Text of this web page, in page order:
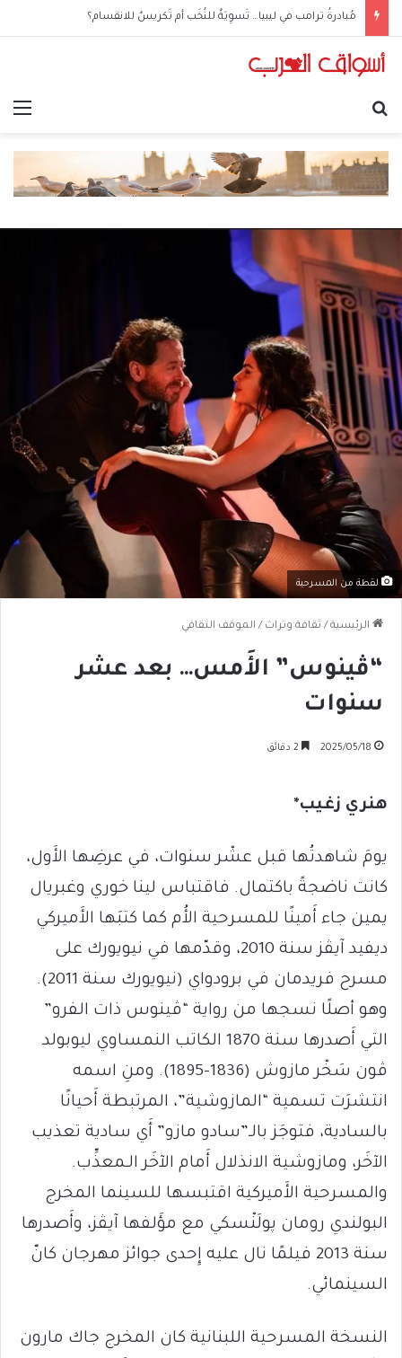
مُبادرةُ ترامب في ليبيا… تَسوِيَةٌ للنُخَب أم تَكريسٌ للانقسام؟
لقطة من المسرحية
الرئيسية / ثقافة وتراث / الموقف الثقافي
“ڤينوس” الأَمس… بعد عشر
سنوات
2025/05/18
هنري زغيب*
يومَ شاهدتُها قبل عشْر سنوات، في عرضِها الأَول،
كانت ناضجةً باكتمال. فاقتباس لينا خوري وغبريال
يمين جاء أَمينًا للمسرحية الأُم كما كتبَها الأَميركي
ديفيد آيڤز سنة 2010، وقدّمها في نيويورك على
مسرح فريدمان في برودواي (نيويورك سنة 2011).
وهو أصلًا نسجها من رواية “ڤينوس ذات الفرو”
التي أَصدرها سنة 1870 الكاتب النمساوي ليوبولد
ڤون سَخْر مازوش (1836-1895). ومنِ اسمه
انتشرَت تسمية “المازوشية”، المرتبطة أَحيانًا
بالسادية، فتوجَز بالـ”سادو مازو” أَي سادية تعذيب
الآخَر، ومازوشية الانذلال أَمام الآخَر الـمعذِّب.
والمسرحية الأَميركية اقتبسها للسينما المخرج
البولندي رومان پولَنْسكي مع مؤَلفها آيڤز، وأَصدرها
سنة 2013 فيلمًا نال عليه إِحدى جوائز مهرجان كانّ
السينمائي.
النسخة المسرحية اللبنانية كان المخرج جاك مارون